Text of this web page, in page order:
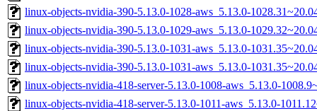
linux-objects-nvidia-390-5.13.0-1028-aws_5.13.0-
linux-objects-nvidia-390-5.13.0-1029-aws_5.13.0-
linux-objects-nvidia-390-5.13.0-1031-aws_5.13.0-
linux-objects-nvidia-390-5.13.0-1031-aws_5.13.0-
linux-objects-nvidia-418-server-5.13.0-1008-aws_5.13.0-
linux-objects-nvidia-418-server-5.13.0-1011-aws_5.13.0-